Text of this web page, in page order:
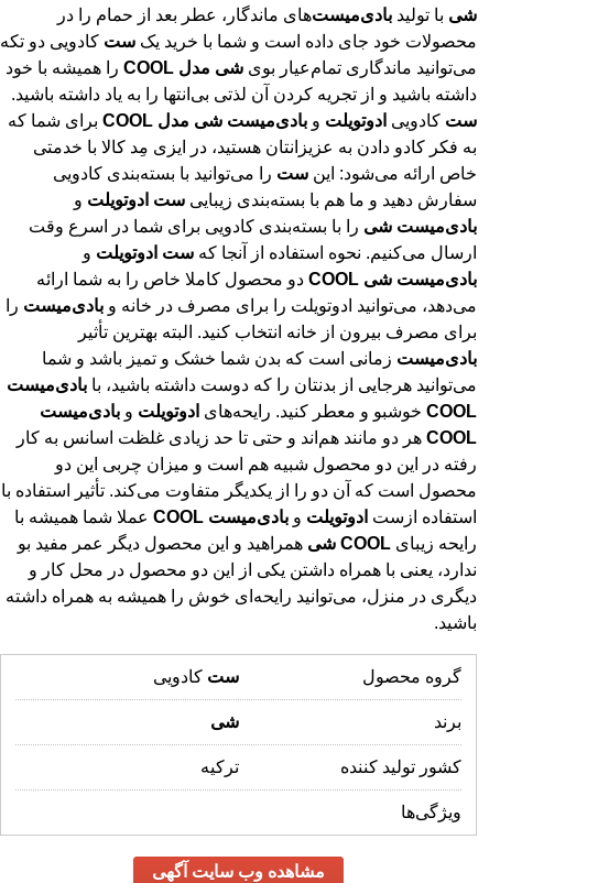
شی با تولید بادیمیست‌های ماندگار، عطر بعد از حمام را در
محصولات خود جای داده است و شما با خرید یک ست کادویی دو تکه
می‌توانید ماندگاری تمام‌عیار بوی شی مدل COOL را همیشه با خود
داشته باشید و از تجریه کردن آن لذتی بی‌انتها را به یاد داشته باشید.
ست کادویی ادوتویلت و بادیمیست شی مدل COOL برای شما که
به فکر کادو دادن به عزیزانتان هستید، در ایزی مِد کالا با خدمتی
خاص ارائه می‌شود: این ست را می‌توانید با بسته‌بندی کادویی
سفارش دهید و ما هم با بسته‌بندی زیبایی ست ادوتویلت و
بادیمیست شی را با بسته‌بندی کادویی برای شما در اسرع وقت
ارسال می‌کنیم. نحوه استفاده از آنجا که ست ادوتویلت و
بادیمیست شی COOL دو محصول کاملا خاص را به شما ارائه
می‌دهد، می‌توانید ادو‌تویلت را برای مصرف در خانه و بادیمیست را
برای مصرف بیرون از خانه انتخاب کنید. البته بهترین تأثیر
بادیمیست زمانی است که بدن شما خشک و تمیز باشد و شما
می‌توانید هرجایی از بدنتان را که دوست داشته باشید، با بادیمیست
COOL خوشبو و معطر کنید. رایحه‌های ادوتویلت و بادیمیست
COOL هر دو مانند هم‌اند و حتی تا حد زیادی غلظت اسانس به کار
رفته در این دو محصول شبیه هم است و میزان چربی این دو
محصول است که آن دو را از یکدیگر متفاوت می‌کند. تأثیر استفاده با
استفاده ازست ادوتویلت و بادیمیست COOL عملا شما همیشه با
رایحه زیبای COOL شی همراهید و این محصول دیگر عمر مفید بو
ندارد، یعنی با همراه داشتن یکی از این دو محصول در محل کار و
دیگری در منزل، می‌توانید رایحه‌ای خوش را همیشه به همراه داشته
باشید.
گروه محصول ست کادویی
برند شی
کشور تولید کننده ترکیه
ویژگی‌ها
مشاهده وب سایت آگهی